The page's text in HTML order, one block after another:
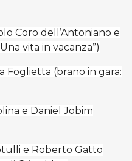
Coro dell’Antoniano e
vita in vacanza”)
Foglietta (brano in gara:
e Daniel Jobim
e Roberto Gatto